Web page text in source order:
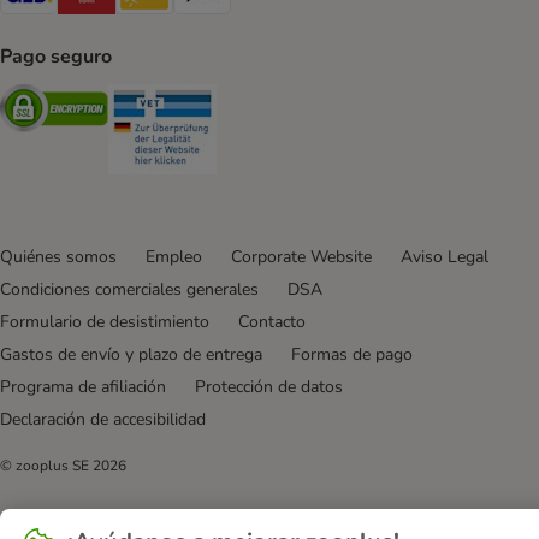
Pago seguro
Security
Quiénes somos Empleo Corporate Website
Aviso Legal
Condiciones comerciales generales
DSA
Formulario de desistimiento
Contacto
Gastos de envío y plazo de entrega
Formas de pago
Programa de afiliación
Protección de datos
Declaración de accesibilidad
© zooplus SE 2026